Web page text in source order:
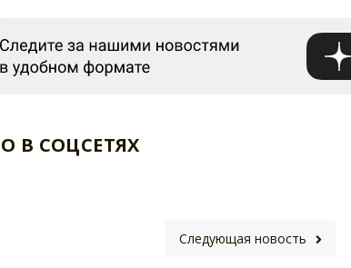
В СОЦСЕТЯХ
Следующая новость